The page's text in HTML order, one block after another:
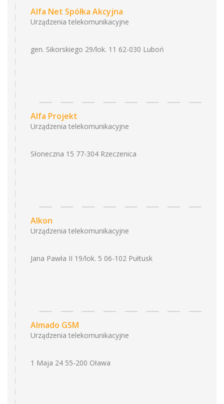
Alfa Net Spółka Akcyjna
Urządzenia telekomunikacyjne
gen. Sikorskiego 29/lok. 11 62-030 Luboń
Alfa Projekt
Urządzenia telekomunikacyjne
Słoneczna 15 77-304 Rzeczenica
Alkon
Urządzenia telekomunikacyjne
Jana Pawła II 19/lok. 5 06-102 Pułtusk
Almado GSM
Urządzenia telekomunikacyjne
1 Maja 24 55-200 Oława